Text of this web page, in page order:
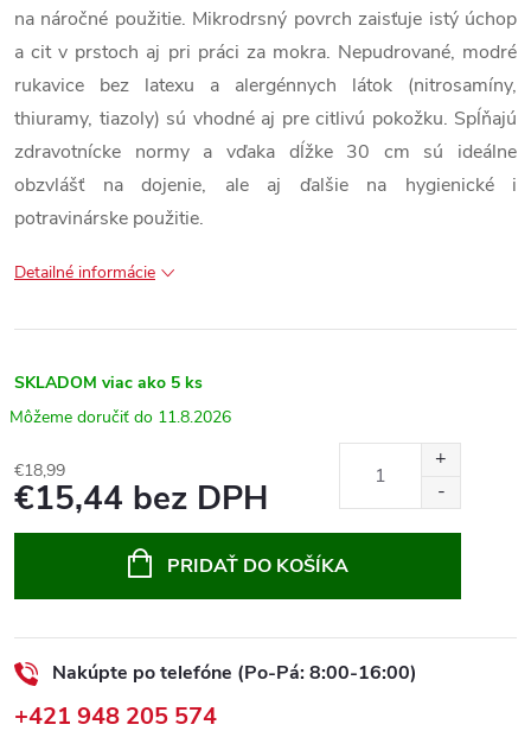
na náročné použitie. Mikrodrsný povrch zaisťuje istý úchop
a cit v prstoch aj pri práci za mokra. Nepudrované, modré
rukavice bez latexu a alergénnych látok (nitrosamíny,
thiuramy, tiazoly) sú vhodné aj pre citlivú pokožku. Spĺňajú
zdravotnícke normy a vďaka dĺžke 30 cm sú ideálne
obzvlášť na dojenie, ale aj ďalšie na hygienické i
potravinárske použitie.
Detailné informácie
SKLADOM viac ako 5 ks
11.8.2026
€18,99
€15,44 bez DPH
PRIDAŤ DO KOŠÍKA
Nakúpte po telefóne (Po-Pá: 8:00-16:00)
+421 948 205 574